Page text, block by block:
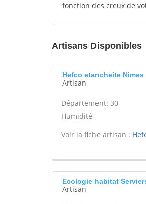
fonction des creux de
Artisans Disponibles
Hefco etancheite
Artisan
Département: 30
Humidité -
Voir la fiche artisan :
Ecologie habitat
Artisan